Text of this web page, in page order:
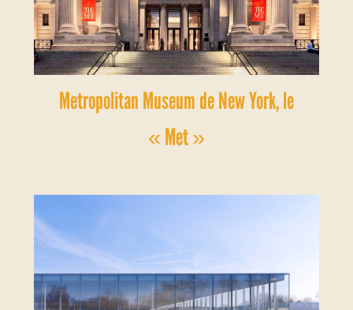
Metropolitan Museum de New York, le
« Met »